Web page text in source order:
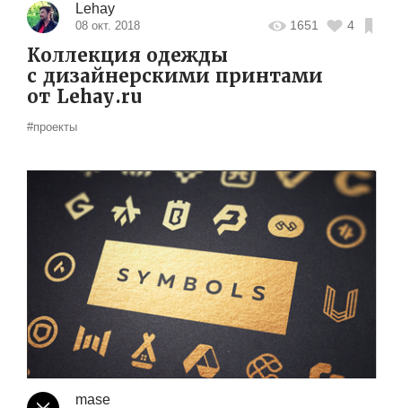
Lehay
08 окт. 2018 1651 4
Коллекция одежды
с дизайнерскими принтами
от Lehay.ru
#проекты
mase